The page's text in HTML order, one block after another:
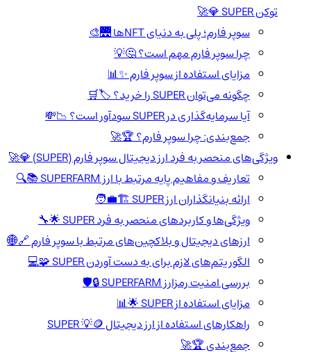
توکن SUPER 💎🚀
سوپر فارم؛ پلی به دنیای NFTها 🌉🎨
چرا سوپر فارم مهم است؟ 🤔💡
مزایای استفاده از سوپر فارم ✨📊
چگونه می‌توان SUPER را خرید؟ 🏷️🛒
آیا سرمایه‌گذاری در SUPER سودآور است؟ 📉💸
جمع‌بندی: چرا سوپر فارم؟ 🏆🚀
ویژگی‌های منحصر به فرد ارز دیجیتال سوپر فارم (SUPER) 💎🚀
تعاریف و مفاهیم پایه مرتبط با ارز SUPERFARM 📚🔍
ارائه بنیانگذاران ارز SUPER 🏗️🧑‍💼
ویژگی‌ها و کاربردهای منحصر به فرد SUPER 🌟🔧
ارزهای دیجیتال و بلاکچین‌های مرتبط با سوپر فارم 🔗🌐
الگوریتم‌های لازم برای به دست آوردن SUPER 🧩💻
بررسی امنیت رمزارز SUPERFARM 🔒🛡️
مزایای استفاده از SUPER 🌟📊
راهکارهای استفاده از ارز دیجیتال SUPER 💡🪙
جمع‌بندی 🏆🚀